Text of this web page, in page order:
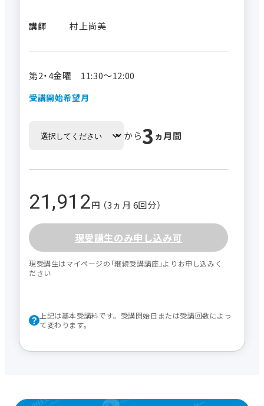
講師 村上尚美
第2・4金曜 11:30～12:00
受講開始希望月
から3 ヵ月間
21,912円 （3ヵ月 6回分）
現受講生のみ申し込み可
現受講生はマイページの｢継続受講講座｣よりお申し込みく
ださい
上記は基本受講料です。受講開始日または受講回数によっ
て変わります。